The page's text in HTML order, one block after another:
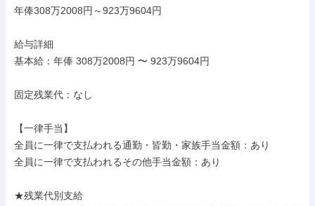
年俸308万2008円～923万9604円
給与詳細
基本給：年俸 308万2008円 〜 923万9604円
固定残業代：なし
【一律手当】
全員に一律で支払われる通勤・皆勤・家族手当金額：あり
全員に一律で支払われるその他手当金額：あり
★残業代別支給